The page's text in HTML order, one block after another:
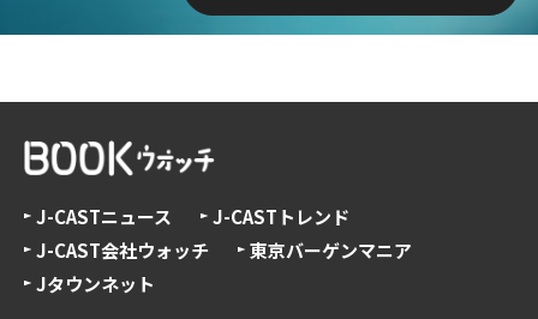
J-CASTニュース
J-CASTトレンド
J-CAST会社ウォッチ
東京バーゲンマニア
Jタウンネット